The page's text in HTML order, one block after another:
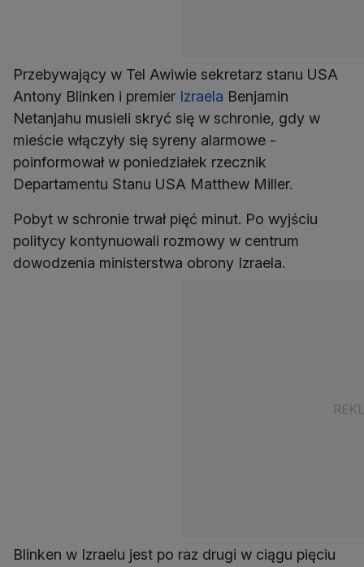
Przebywający w Tel Awiwie sekretarz stanu USA
Antony Blinken i premier Izraela Benjamin
Netanjahu musieli skryć się w schronie, gdy w
mieście włączyły się syreny alarmowe -
poinformował w poniedziałek rzecznik
Departamentu Stanu USA Matthew Miller.
Pobyt w schronie trwał pięć minut. Po wyjściu
politycy kontynuowali rozmowy w centrum
dowodzenia ministerstwa obrony Izraela.
Blinken w Izraelu jest po raz drugi w ciągu pięciu